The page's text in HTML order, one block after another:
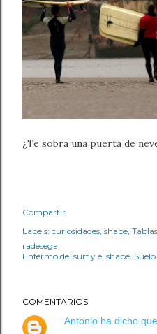
¿Te sobra una puerta de
Compartir
Labels: curiosidades shape Tablas
radesega
Enfermo del surf y el shape.
COMENTARIOS
Antonio ha dicho